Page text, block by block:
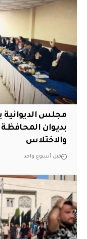
مجلس
بديوان
والاختلاس
قبل أسبوع واحد